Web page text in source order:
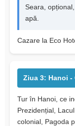
Seara,
apă.
Cazare la Eco
Ziua 3: Hanoi
Tur în Hanoi, ce
Prezidențial,
colonial, Pagoda